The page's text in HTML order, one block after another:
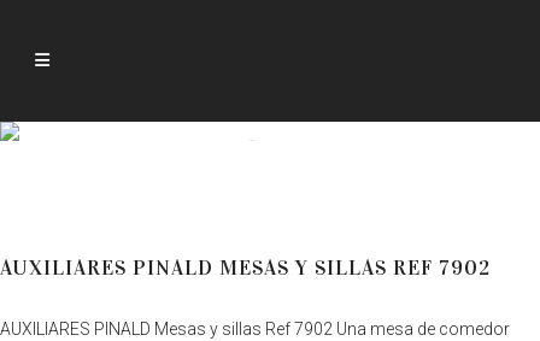
Productos
AUXILIARES PINALD MESAS Y SILLAS REF 7902
AUXILIARES PINALD Mesas y sillas Ref 7902 Una mesa de comedor